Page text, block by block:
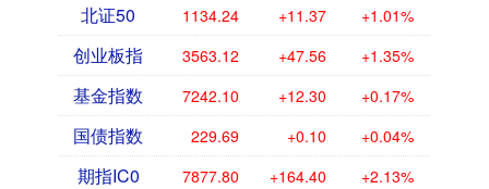
北证50 1134.24 +11.37 +1.01%
创业板指 3563.12 +47.56 +1.35%
基金指数 7242.10 +12.30 +0.17%
国债指数 229.69 +0.10 +0.04%
期指IC0 7877.80 +164.40 +2.13%